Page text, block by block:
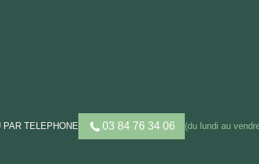
TELEPHONE 03 84 76 34 06 (du lundi au